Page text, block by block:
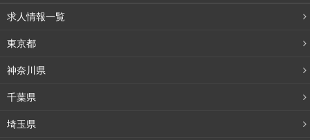
求人情報一覧
東京都
神奈川県
千葉県
埼玉県